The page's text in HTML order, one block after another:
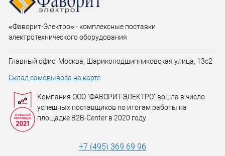
«Фаворит-Электро» - комплексные поставки
электротехнического оборудования
Главный офис: Москва, Шарикоподшипниковская улица, 13с2
Склад самовывоза на карте
Компания ООО "ФАВОРИТ-ЭЛЕКТРО" вошла в число
успешных поставщиков по итогам работы на
площадке B2B-Center в 2020 году
+7 (495) 369 69 96